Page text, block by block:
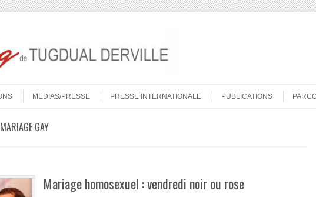
MEDIAS/PRESSE PRESSE INTERNATIONALE PUBLICATIONS
MARIAGE GAY
Mariage homosexuel : vendredi noir ou rose